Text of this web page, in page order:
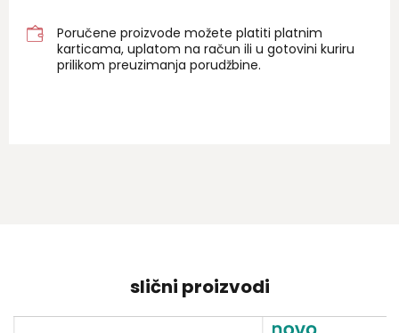
Poručene proizvode možete platiti platnim
karticama, uplatom na račun ili u gotovini kuriru
prilikom preuzimanja porudžbine.
slični proizvodi